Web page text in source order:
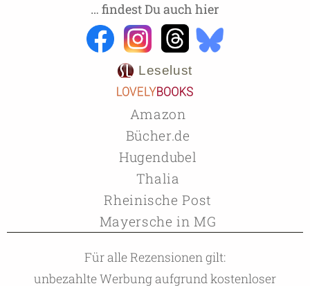
… findest Du auch hier
Leselust
Amazon
Bücher.de
Hugendubel
Thalia
Rheinische Post
Mayersche in MG
Für alle Rezensionen gilt:
unbezahlte Werbung aufgrund kostenloser